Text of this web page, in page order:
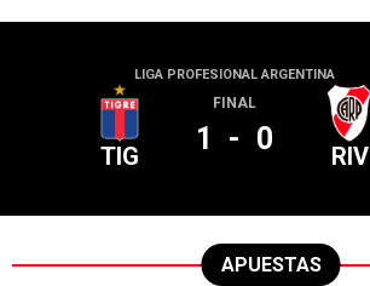
LIGA PROFESIONAL ARGENTINA
TIG
FINAL
1 - 0 RIV
APUESTAS